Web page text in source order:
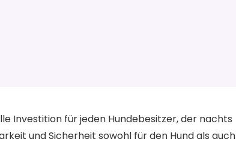
Investition für jeden Hundebesitzer, der nachts
und Sicherheit sowohl für den Hund als auch